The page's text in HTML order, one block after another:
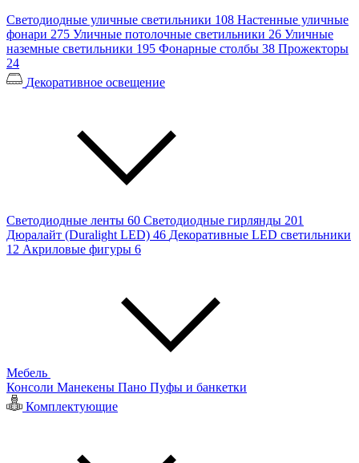
Светодиодные уличные светильники 108 Настенные уличные
фонари 275 Уличные потолочные светильники 26 Уличные
наземные светильники 195 Фонарные столбы 38 Прожекторы
24
Декоративное освещение
Светодиодные ленты 60 Светодиодные гирлянды 201
Дюралайт (Duralight LED) 46 Декоративные LED светильники
12 Акриловые фигуры 6
Мебель
Консоли Манекены Пано Пуфы и банкетки
Комплектующие